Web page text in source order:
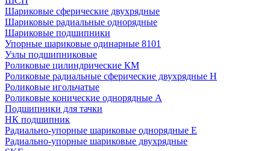
Шариковые сферические двухрядные
Шариковые радиальные однорядные
Шариковые подшипники
Упорные шариковые одинарные 8101
Узлы подшипниковые
Роликовые цилиндрические КМ
Роликовые радиальные сферические двухрядные H
Роликовые игольчатые
Роликовые конические однорядные А
Подшипники для тачки
НК подшипник
Радиально-упорные шариковые однорядные Е
Радиально-упорные шариковые двухрядные